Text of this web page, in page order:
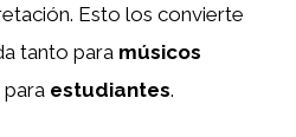
Esto los convierte
tanto para músicos
estudiantes.